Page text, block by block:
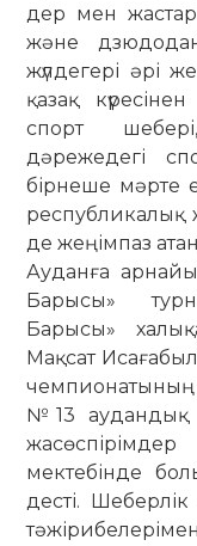
дер мен жастар
және дзюдодан
жүлдегері әрі
қазақ
спорт
дәрежедегі
бірнеше мәрте
рес­пуб­ли­ка­лық
де жеңімпаз
Ауданға
Барысы»
Барысы»
Мақсат
чемпионатының
№13 аудандық
мектебінде
десті.